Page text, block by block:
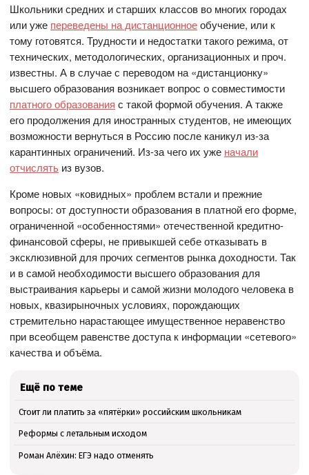
Школьники средних и старших классов во многих городах
или уже переведены на дистанционноеобучение, или к
тому готовятся. Трудности и недостатки такого режима, от
технических, методологических, организационных и проч.
известны. А в случае с переводом на «дистанционку»
высшего образования возникает вопрос о совместимости
платного образования с такой формой обучения. А также
его продолжения для иностранных студентов, не имеющих
возможности вернуться в Россию после каникул из-за
карантинных ограничений. Из-за чего их уже начали
отчислять из вузов.
Кроме новых «ковидных» проблем встали и прежние
вопросы: от доступности образования в платной его форме,
ограниченной «особенностями» отечественной кредитно-
финансовой сферы, не привыкшей себе отказывать в
эксклюзивной для прочих сегментов рынка доходности. Так
и в самой необходимости высшего образования для
выстраивания карьеры и самой жизни молодого человека в
новых, квазирыночных условиях, порождающих
стремительно нарастающее имущественное неравенство
при всеобщем равенстве доступа к информации «сетевого»
качества и объёма.
Ещё по теме
Стоит ли платить за «пятёрки» российским школьникам
Реформы с летальным исходом
Роман Алёхин: ЕГЭ надо отменять